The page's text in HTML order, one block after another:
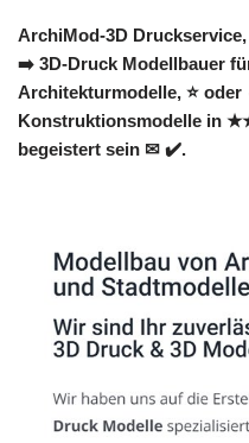
ArchiMod-3D
➡️ 3D-Druck Modellbauer
Architekturmodelle, ⭐
Konstruktionsmodelle in
begeistert sein ✉ ✔️.